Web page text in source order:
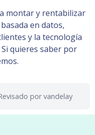
montar y rentabilizar
en datos,
y la tecnología
quieres saber por
por vandelay